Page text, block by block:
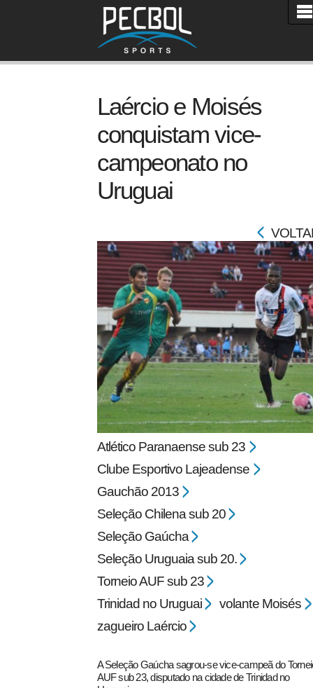
pecbol.com
Laércio e Moisés
conquistam vice-
campeonato no
Uruguai
Atlético Paranaense sub 23
Clube Esportivo Lajeadense
Gauchão 2013
Seleção Chilena sub 20
Seleção Gaúcha
Seleção Uruguaia sub 20.
Torneio AUF sub 23
Trinidad no Uruguai
volante Moisés
zagueiro Laércio
A Seleção Gaúcha sagrou-se vice-campeã do
AUF sub 23, disputado na cidade de Trinidad no